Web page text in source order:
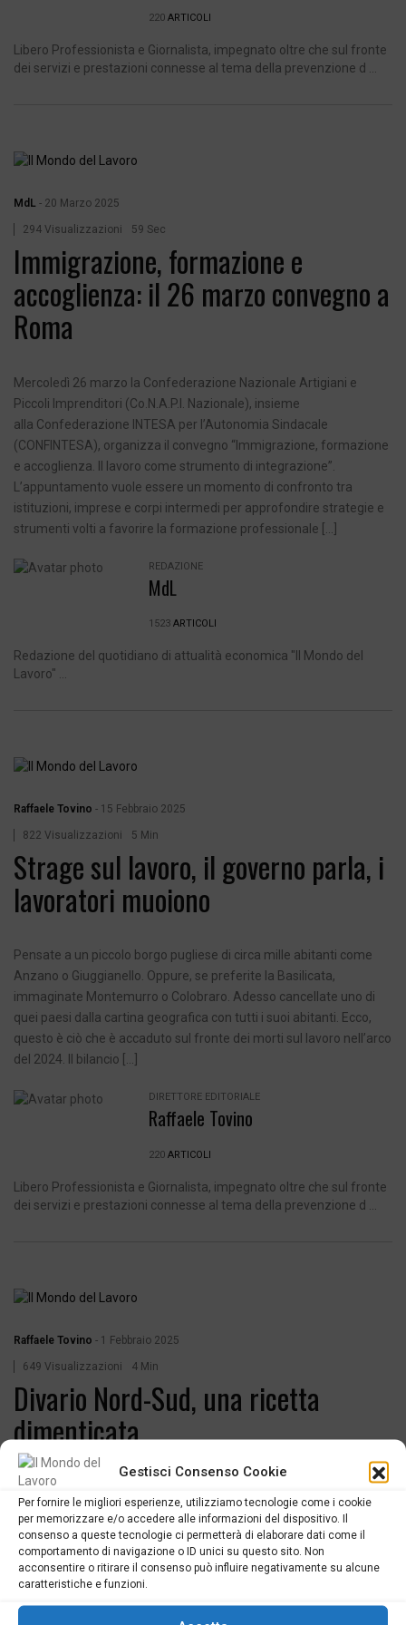
Gestisci Consenso Cookie
Per fornire le migliori esperienze, utilizziamo tecnologie come i cookie
per memorizzare e/o accedere alle informazioni del dispositivo. Il
consenso a queste tecnologie ci permetterà di elaborare dati come il
comportamento di navigazione o ID unici su questo sito. Non
acconsentire o ritirare il consenso può influire negativamente su alcune
caratteristiche e funzioni.
220 ARTICOLI
Libero Professionista e Giornalista, impegnato oltre che sul fronte
dei servizi e prestazioni connesse al tema della prevenzione d ...
MdL - 20 Marzo 2025
294 Visualizzazioni 59 Sec
Immigrazione, formazione e
accoglienza: il 26 marzo convegno a
Roma
Mercoledì 26 marzo la Confederazione Nazionale Artigiani e
Piccoli Imprenditori (Co.N.A.P.I. Nazionale), insieme
alla Confederazione INTESA per l’Autonomia Sindacale
(CONFINTESA), organizza il convegno “Immigrazione, formazione
e accoglienza. Il lavoro come strumento di integrazione”.
L’appuntamento vuole essere un momento di confronto tra
istituzioni, imprese e corpi intermedi per approfondire strategie e
strumenti volti a favorire la formazione professionale […]
REDAZIONE
MdL
1523 ARTICOLI
Redazione del quotidiano di attualità economica "Il Mondo del
Lavoro" ...
Raffaele Tovino - 15 Febbraio 2025
822 Visualizzazioni 5 Min
Strage sul lavoro, il governo parla, i
lavoratori muoiono
Pensate a un piccolo borgo pugliese di circa mille abitanti come
Anzano o Giuggianello. Oppure, se preferite la Basilicata,
immaginate Montemurro o Colobraro. Adesso cancellate uno di
quei paesi dalla cartina geografica con tutti i suoi abitanti. Ecco,
questo è ciò che è accaduto sul fronte dei morti sul lavoro nell’arco
del 2024. Il bilancio […]
DIRETTORE EDITORIALE
Raffaele Tovino
220 ARTICOLI
Libero Professionista e Giornalista, impegnato oltre che sul fronte
dei servizi e prestazioni connesse al tema della prevenzione d ...
Raffaele Tovino - 1 Febbraio 2025
649 Visualizzazioni 4 Min
Divario Nord-Sud, una ricetta
dimenticata
Ricordate quando, non più tardi di dieci anni fa, il rapporto De
Mauro evidenziava la necessità di investire sul lifelong learning per
gli adulti, integrare maggiormente istruzione e lavoro, sviluppare
progetti pilota nelle regioni meridionali in modo tale da ridurre i
divari tra queste e quelle del Nord? Bene, quei buoni propositi sono
rimasti puntualmente […]